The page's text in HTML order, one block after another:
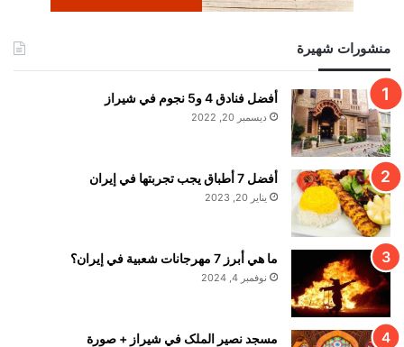
منشورات شهيرة
أفضل فنادق 4 و5 نجوم في شيراز
ديسمبر 20, 2022
أفضل 7 أطباق يجب تجربتها في إيران
يناير 20, 2023
ما هي أبرز 7 مهرجانات شعبية في إيران؟
نوفمبر 4, 2024
مسجد نصير الملک في شيراز + صورة